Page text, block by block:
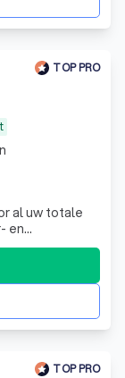
TOP PRO
al uw totale
en
ervaren
en
volledige badkam
TOP PRO